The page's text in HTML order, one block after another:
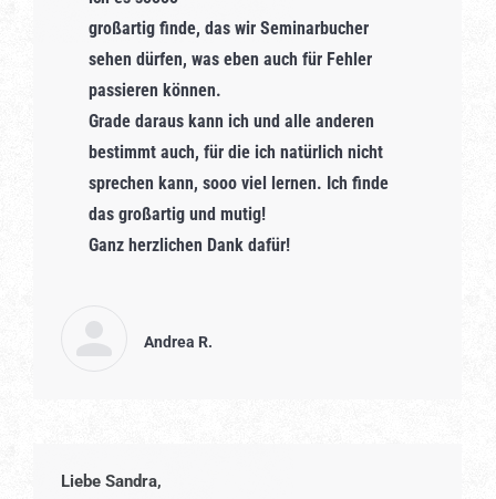
großartig finde, das wir Seminarbucher
sehen dürfen, was eben auch für Fehler
passieren können.
Grade daraus kann ich und alle anderen
bestimmt auch, für die ich natürlich nicht
sprechen kann, sooo viel lernen. Ich finde
das großartig und mutig!
Ganz herzlichen Dank dafür!
Andrea R.
Liebe Sandra,